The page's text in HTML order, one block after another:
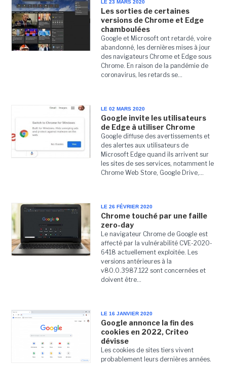
LE 23 MARS 2020
Les sorties de certaines
versions de Chrome et Edge
chamboulées
Google et Microsoft ont retardé, voire
abandonné, les dernières mises à jour
des navigateurs Chrome et Edge sous
Chrome. En raison de la pandémie de
coronavirus, les retards se...
LE 02 MARS 2020
Google invite les utilisateurs
de Edge à utiliser Chrome
Google diffuse des avertissements et
des alertes aux utilisateurs de
Microsoft Edge quand ils arrivent sur
les sites de ses services, notamment le
Chrome Web Store, Google Drive,...
LE 26 FÉVRIER 2020
Chrome touché par une faille
zero-day
Le navigateur Chrome de Google est
affecté par la vulnérabilité CVE-2020-
6418 actuellement exploitée. Les
versions antérieures à la
v80.0.3987.122 sont concernées et
doivent être...
LE 16 JANVIER 2020
Google annonce la fin des
cookies en 2022, Criteo
dévisse
Les cookies de sites tiers vivent
probablement leurs dernières années.